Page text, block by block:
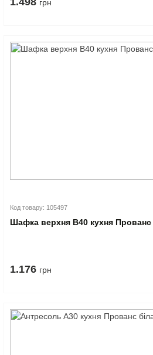
грн
Код товару: 105497
Шафка верхня В40 кухня Прованс
1.176 грн